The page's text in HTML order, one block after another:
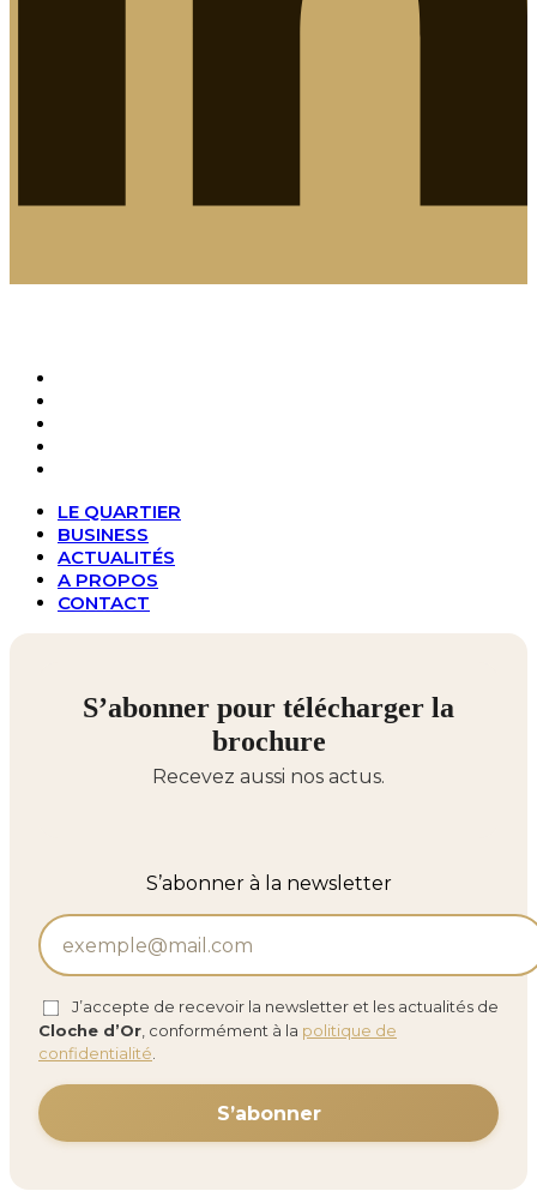
LE QUARTIER
BUSINESS
ACTUALITÉS
A PROPOS
CONTACT
S’abonner pour télécharger la
brochure
Recevez aussi nos actus.
S’abonner à la newsletter
J’accepte de recevoir la newsletter et les actualités de
Cloche d’Or, conformément à la politique de
confidentialité.